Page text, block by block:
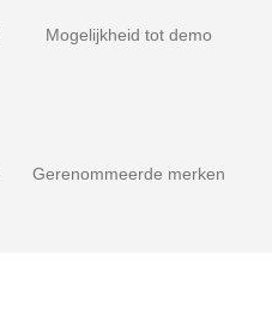
Mogelijkheid tot demo
Gerenommeerde merken